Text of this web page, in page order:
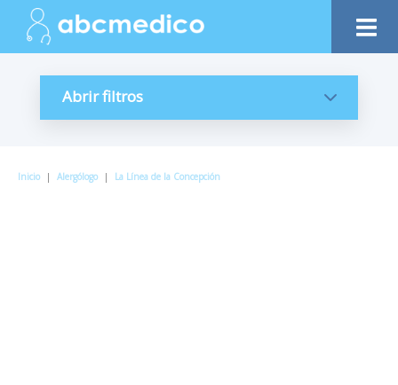
Abrir filtros
Inicio | Alergólogo | La Línea de la Concepción